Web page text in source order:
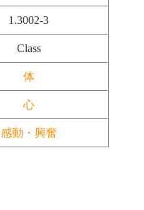
1.3002-3
Class
体
心
感動・興奮